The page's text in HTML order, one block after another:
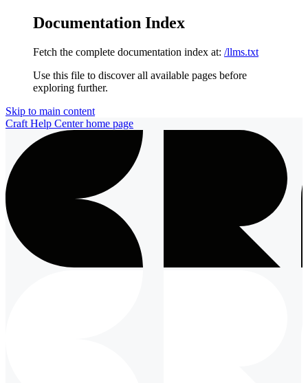
Documentation Index
Fetch the complete documentation index at: /llms.txt
Use this file to discover all available pages before
exploring further.
Skip to main content
Craft Help Centerhome page